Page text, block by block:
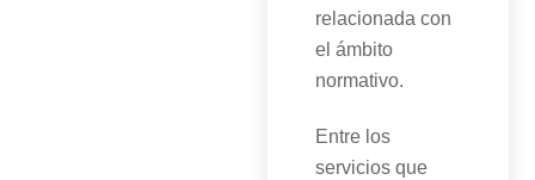
relacionada con
el ámbito
normativo.
Entre los
servicios que